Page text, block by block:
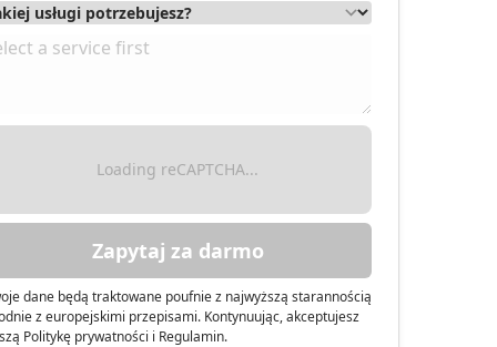
Loading reCAPTCHA...
Zapytaj za darmo
dane będą traktowane poufnie z najwyższą starannością
z europejskimi przepisami. Kontynuując, akceptujesz
Politykę prywatności i Regulamin.